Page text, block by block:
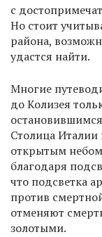
с
Но стоит
района,
удастся найти.
Многие
до Колизея
Столица Италии
открытым
благодаря
что подсветка
против
отменяют
золотыми.